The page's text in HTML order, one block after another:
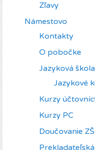
Zľavy
Námestovo
Kontakty
O pobočke
Jazyková škola
Jazykové
Kurzy
Kurzy PC
Doučovanie